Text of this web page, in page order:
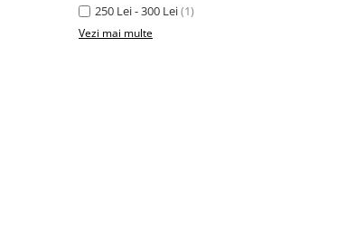
250 Lei - 300 Lei(1)
Vezi mai multe